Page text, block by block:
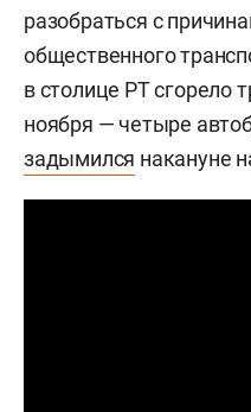
разобраться с
общественного
в столице РТ сгорело
ноября — четыре
задымился накануне